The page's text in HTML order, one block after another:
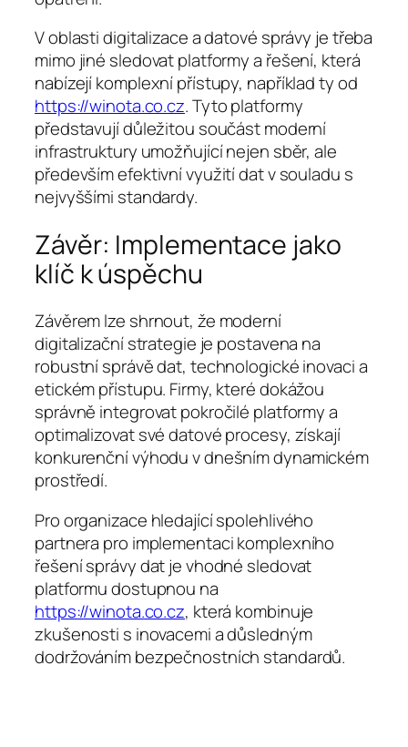
V oblasti digitalizace a datové správy je třeba
mimo jiné sledovat platformy a řešení, která
nabízejí komplexní přístupy, například ty od
https://winota.co.cz. Tyto platformy
představují důležitou součást moderní
infrastruktury umožňující nejen sběr, ale
především efektivní využití dat v souladu s
nejvyššími standardy.
Závěr: Implementace jako
klíč k úspěchu
Závěrem lze shrnout, že moderní
digitalizační strategie je postavena na
robustní správě dat, technologické inovaci a
etickém přístupu. Firmy, které dokážou
správně integrovat pokročilé platformy a
optimalizovat své datové procesy, získají
konkurenční výhodu v dnešním dynamickém
prostředí.
Pro organizace hledající spolehlivého
partnera pro implementaci komplexního
řešení správy dat je vhodné sledovat
platformu dostupnou na
https://winota.co.cz, která kombinuje
zkušenosti s inovacemi a důsledným
dodržováním bezpečnostních standardů.